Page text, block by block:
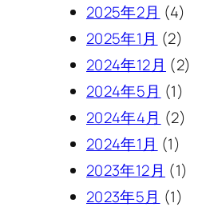
2025年2月 (4)
2025年1月 (2)
2024年12月 (2)
2024年5月 (1)
2024年4月 (2)
2024年1月 (1)
2023年12月 (1)
2023年5月 (1)